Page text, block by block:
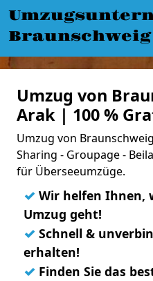
Braunschweig
Umzug von
Arak | 100 %
Umzug von
Sharing - Groupage -
für Überseeumzüge.
✓ Wir helfen Ihnen,
Umzug geht!
✓ Schnell &
erhalten!
✓ Finden Sie das